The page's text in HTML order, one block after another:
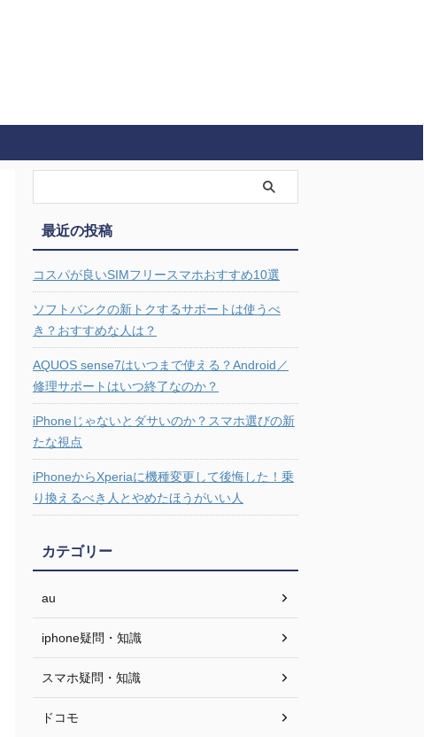
最近の投稿
コスパが良いSIMフリースマホおすすめ10選
ソフトバンクの新トクするサポートは使うべ
き？おすすめな人は？
AQUOS sense7はいつまで使える？Android／
修理サポートはいつ終了なのか？
iPhoneじゃないとダサいのか？スマホ選びの新
たな視点
iPhoneからXperiaに機種変更して後悔した！乗
り換えるべき人とやめたほうがいい人
カテゴリー
au
iphone疑問・知識
スマホ疑問・知識
ドコモ